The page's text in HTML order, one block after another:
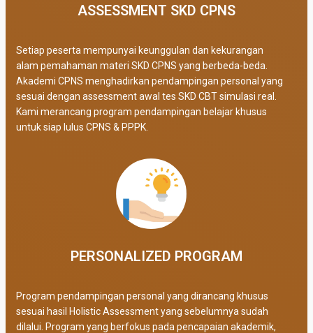
ASSESSMENT SKD CPNS
Setiap peserta mempunyai keunggulan dan kekurangan
alam pemahaman materi SKD CPNS yang berbeda-beda.
Akademi CPNS menghadirkan pendampingan personal yang
sesuai dengan assessment awal tes SKD CBT simulasi real.
Kami merancang program pendampingan belajar khusus
untuk siap lulus CPNS & PPPK.
PERSONALIZED PROGRAM​
Program pendampingan personal yang dirancang khusus
sesuai hasil Holistic Assessment yang sebelumnya sudah
dilalui. Program yang berfokus pada pencapaian akademik,